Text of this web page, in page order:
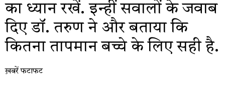
का ध्यान रखें. इन्हीं सवालों के जवाब
दिए डॉ. तरुण ने और बताया कि
कितना तापमान बच्चे के लिए सही है.
ख़बरें फटाफट